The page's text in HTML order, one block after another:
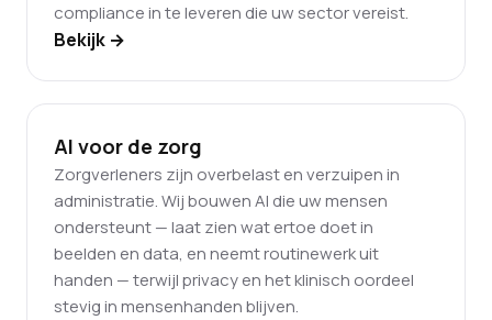
compliance in te leveren die uw sector vereist.
Bekijk →
AI voor de zorg
Zorgverleners zijn overbelast en verzuipen in
administratie. Wij bouwen AI die uw mensen
ondersteunt — laat zien wat ertoe doet in
beelden en data, en neemt routinewerk uit
handen — terwijl privacy en het klinisch oordeel
stevig in mensenhanden blijven.